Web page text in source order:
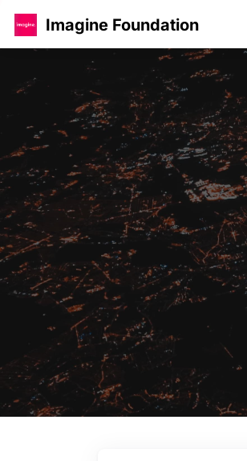
Imagine Foundation